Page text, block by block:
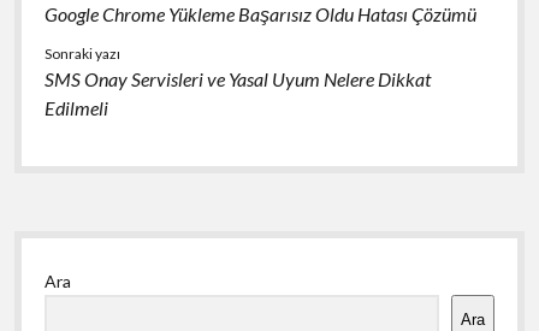
Google Chrome Yükleme Başarısız Oldu Hatası Çözümü
Sonraki yazı
SMS Onay Servisleri ve Yasal Uyum Nelere Dikkat
Edilmeli
Yan
Menü
Ara
Ara